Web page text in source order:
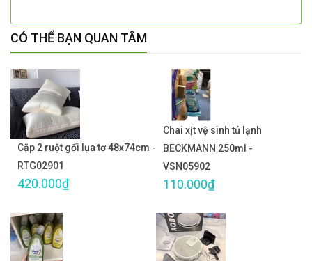
CÓ THỂ BẠN QUAN TÂM
Cặp 2 ruột gối lụa tơ 48x74cm -
RTG02901
420.000₫
Chai xịt vệ sinh tủ lạnh
BECKMANN 250ml -
VSN05902
110.000₫